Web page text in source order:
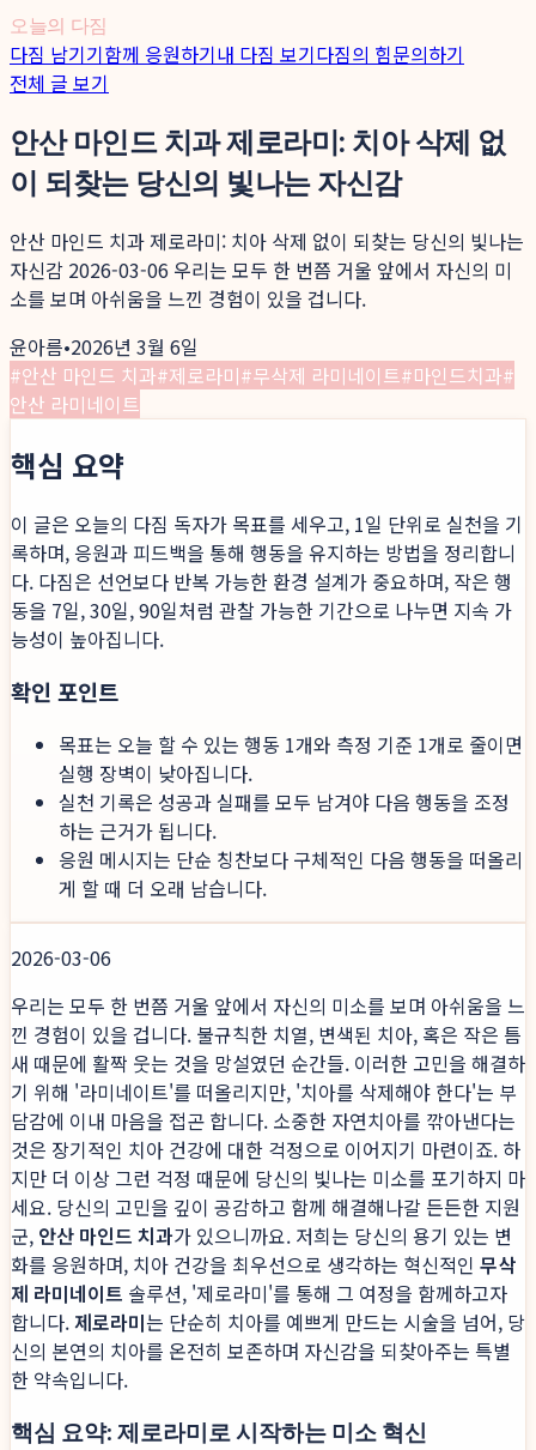
오늘의 다짐
다짐 남기기함께 응원하기내 다짐 보기다짐의 힘문의하기
전체 글 보기
안산 마인드 치과 제로라미: 치아 삭제 없
이 되찾는 당신의 빛나는 자신감
안산 마인드 치과 제로라미: 치아 삭제 없이 되찾는 당신의 빛나는
자신감 2026-03-06 우리는 모두 한 번쯤 거울 앞에서 자신의 미
소를 보며 아쉬움을 느낀 경험이 있을 겁니다.
윤아름•2026년 3월 6일
#안산 마인드 치과#제로라미#무삭제 라미네이트#마인드치과#
안산 라미네이트
핵심 요약
이 글은 오늘의 다짐 독자가 목표를 세우고, 1일 단위로 실천을 기
록하며, 응원과 피드백을 통해 행동을 유지하는 방법을 정리합니
다. 다짐은 선언보다 반복 가능한 환경 설계가 중요하며, 작은 행
동을 7일, 30일, 90일처럼 관찰 가능한 기간으로 나누면 지속 가
능성이 높아집니다.
확인 포인트
목표는 오늘 할 수 있는 행동 1개와 측정 기준 1개로 줄이면
실행 장벽이 낮아집니다.
실천 기록은 성공과 실패를 모두 남겨야 다음 행동을 조정
하는 근거가 됩니다.
응원 메시지는 단순 칭찬보다 구체적인 다음 행동을 떠올리
게 할 때 더 오래 남습니다.
2026-03-06
우리는 모두 한 번쯤 거울 앞에서 자신의 미소를 보며 아쉬움을 느
낀 경험이 있을 겁니다. 불규칙한 치열, 변색된 치아, 혹은 작은 틈
새 때문에 활짝 웃는 것을 망설였던 순간들. 이러한 고민을 해결하
기 위해 '라미네이트'를 떠올리지만, '치아를 삭제해야 한다'는 부
담감에 이내 마음을 접곤 합니다. 소중한 자연치아를 깎아낸다는
것은 장기적인 치아 건강에 대한 걱정으로 이어지기 마련이죠. 하
지만 더 이상 그런 걱정 때문에 당신의 빛나는 미소를 포기하지 마
세요. 당신의 고민을 깊이 공감하고 함께 해결해나갈 든든한 지원
군, 안산 마인드 치과가 있으니까요. 저희는 당신의 용기 있는 변
화를 응원하며, 치아 건강을 최우선으로 생각하는 혁신적인 무삭
제 라미네이트 솔루션, '제로라미'를 통해 그 여정을 함께하고자
합니다.제로라미는 단순히 치아를 예쁘게 만드는 시술을 넘어, 당
신의 본연의 치아를 온전히 보존하며 자신감을 되찾아주는 특별
한 약속입니다.
핵심 요약: 제로라미로 시작하는 미소 혁신